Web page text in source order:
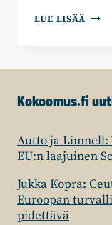
LUE LISÄÄ
Kokoomus.fi
Autto ja Limnell:
EU:n laajuinen
Jukka Kopra:
Euroopan
pidettävä